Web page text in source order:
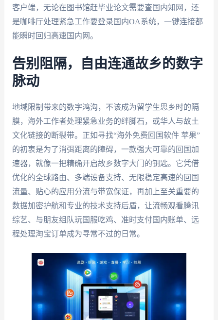
客户端，无论在图书馆赶毕业论文需要查国内知网，还
是咖啡厅处理紧急工作要登录国内OA系统，一键连接都
能瞬时回归高速国内网。
告别阻隔，自由连通故乡的数字
脉动
地域限制带来的数字鸿沟，不该成为留学生思乡时的隔
膜，海外工作者处理紧急业务的绊脚石，或华人与故土
文化链接的断裂带。正如寻找“海外免费回国软件 苹果”
的初衷是为了消弭距离的障碍，一款强大可靠的回国加
速器，就像一把精确开启故乡数字大门的钥匙。它凭借
优化的全球路由、多端设备支持、无限稳定高速的回国
流量、贴心的应用分流与带宽保证，再加上至关重要的
数据加密护航和专业的技术支持后盾，让流畅观看腾讯
综艺、与朋友组队玩国服吃鸡、准时支付国内账单、远
程处理淘宝订单成为寻常不过的日常。